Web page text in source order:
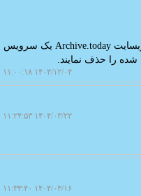
به گزارش اچ پی، ویراستارهای ویکی پدیا تصمیم گرفته اند تمام لینک های در رابطه با وبسایت Archive.today یک سرویس
۱۴۰۴/۱۲/۰۴ ۱۱:۰۰:۱۸
۱۴۰۴/۰۳/۲۲ ۱۱:۲۴:۵۳
۱۴۰۴/۰۳/۱۶ ۱۱:۳۳:۴۰